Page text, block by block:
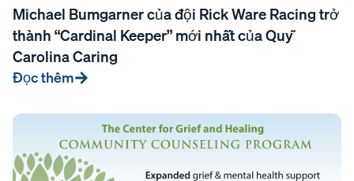
Michael Bumgarner của đội Rick Ware Racing trở
thành “Cardinal Keeper” mới nhất của Quỹ
Carolina Caring
Đọc thêm